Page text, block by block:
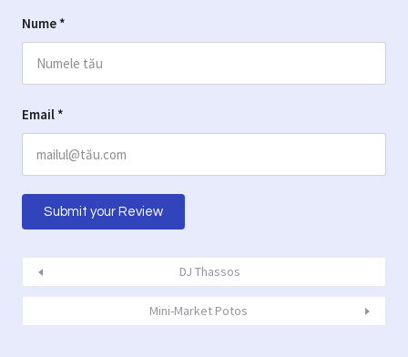
Nume *
Email *
DJ Thassos
Mini-Market Potos